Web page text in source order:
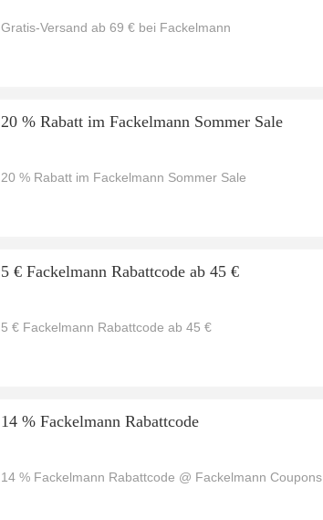
Gratis-Versand ab 69 € bei Fackelmann
20 % Rabatt im Fackelmann Sommer Sale
20 % Rabatt im Fackelmann Sommer Sale
5 € Fackelmann Rabattcode ab 45 €
5 € Fackelmann Rabattcode ab 45 €
14 % Fackelmann Rabattcode
14 % Fackelmann Rabattcode @ Fackelmann Coupons